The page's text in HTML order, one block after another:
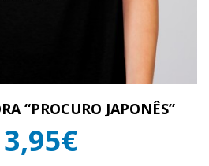
“PROCURO JAPONÊS”